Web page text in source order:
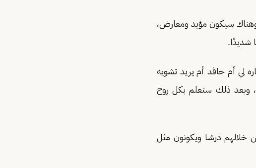
وهناك سيكون مؤيد ومعارض،
شديدًا.
لي أم حاقد أم يريد تشويه
وبعد ذلك ستعلم بكل روح
خلالهم درسًا ويكونون مثل